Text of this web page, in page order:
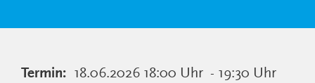
Termin: 18.06.2026 18:00 Uhr - 19:30 Uhr